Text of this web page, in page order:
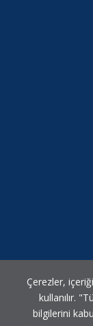
Çerezler,
kullanılır.
bilgilerini